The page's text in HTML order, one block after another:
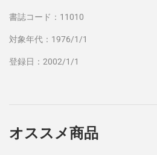
書誌コード：11010
対象年代：1976/1/1
登録日：2002/1/1
オススメ商品